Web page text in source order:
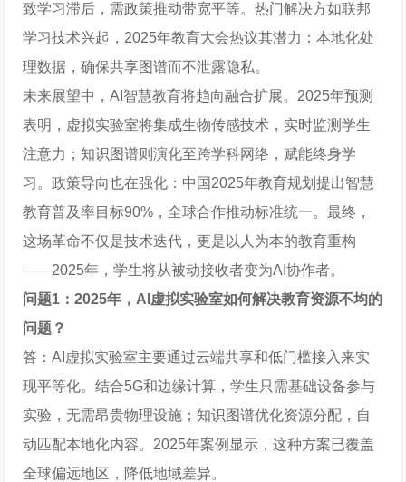
致学习滞后，需政策推动带宽平等。热门解决方如联邦
学习技术兴起，2025年教育大会热议其潜力：本地化处
理数据，确保共享图谱而不泄露隐私。
未来展望中，AI智慧教育将趋向融合扩展。2025年预测
表明，虚拟实验室将集成生物传感技术，实时监测学生
注意力；知识图谱则演化至跨学科网络，赋能终身学
习。政策导向也在强化：中国2025年教育规划提出智慧
教育普及率目标90%，全球合作推动标准统一。最终，
这场革命不仅是技术迭代，更是以人为本的教育重构
——2025年，学生将从被动接收者变为AI协作者。
问题1：2025年，AI虚拟实验室如何解决教育资源不均的
问题？
答：AI虚拟实验室主要通过云端共享和低门槛接入来实
现平等化。结合5G和边缘计算，学生只需基础设备参与
实验，无需昂贵物理设施；知识图谱优化资源分配，自
动匹配本地化内容。2025年案例显示，这种方案已覆盖
全球偏远地区，降低地域差异。